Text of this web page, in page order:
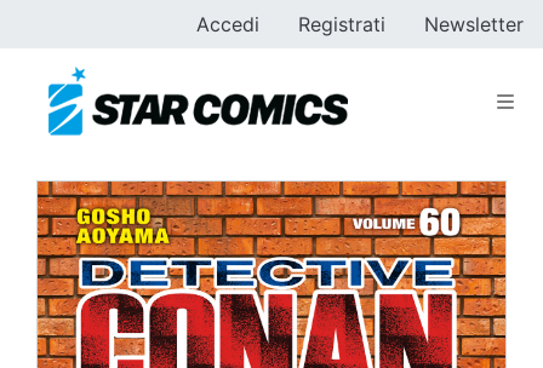
Accedi Registrati Newsletter